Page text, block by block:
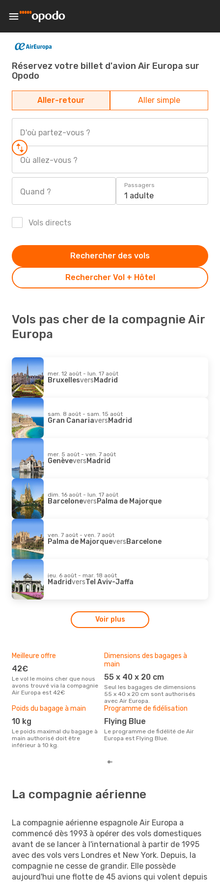
Réservez votre billet d'avion Air Europa sur
Opodo
Aller-retour Aller simple
D'où partez-vous ?
Où allez-vous ?
Quand ?
Passagers
1 adulte
Vols directs
Rechercher Vol + Hôtel
Rechercher des vols
Vols pas cher de la compagnie Air
Europa
mer. 12 août - lun. 17 août
BruxellesversMadrid
sam. 8 août - sam. 15 août
Gran CanariaversMadrid
mer. 5 août - ven. 7 août
GenèveversMadrid
dim. 16 août - lun. 17 août
BarceloneversPalma de Majorque
ven. 7 août - ven. 7 août
Palma de MajorqueversBarcelone
jeu. 6 août - mar. 18 août
MadridversTel Aviv-Jaffa
Voir plus
Meilleure offre
42€
Le vol le moins cher que nous
avons trouvé via la compagnie
Air Europa est 42€
Dimensions des bagages à
main
55 x 40 x 20 cm
Seul les bagages de dimensions
55 x 40 x 20 cm sont authorisés
avec Air Europa.
Poids du bagage à main
10 kg
Le poids maximal du bagage à
main authorisé doit être
inférieur à 10 kg.
Programme de fidélisation
Flying Blue
Le programme de fidélité de Air
Europa est Flying Blue.
La compagnie aérienne
La compagnie aérienne espagnole Air Europa a
commencé dès 1993 à opérer des vols domestiques
avant de se lancer à l'international à partir de 1995
avec des vols vers Londres et New York. Depuis, la
compagnie ne cesse de grandir. Elle possède
aujourd'hui une flotte de 45 avions qui volent depuis